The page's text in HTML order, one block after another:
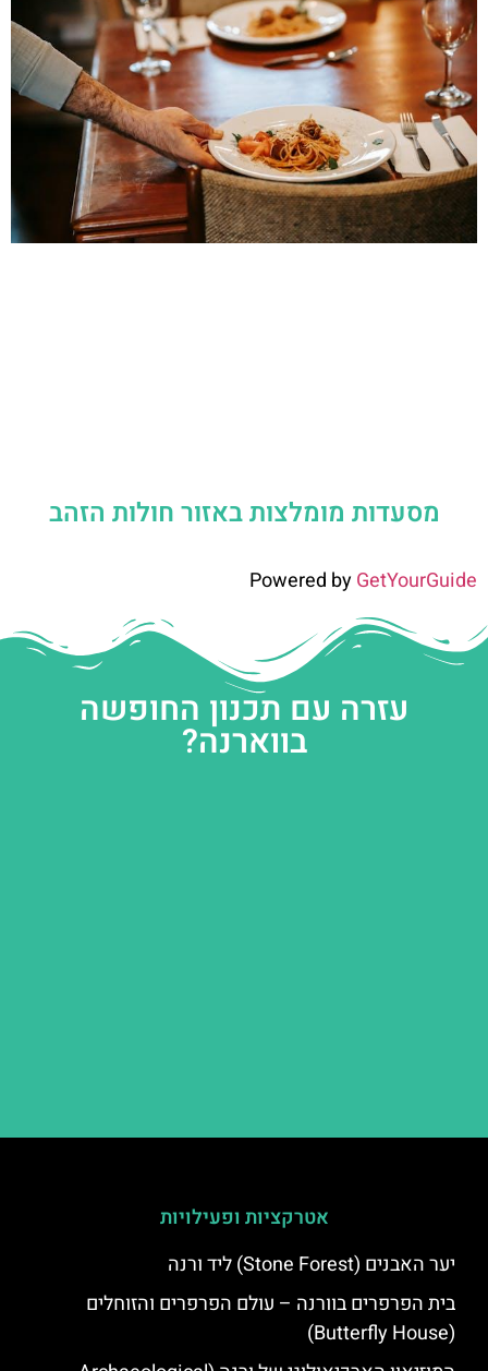
מסעדות מומלצות באזור חולות הזהב
Powered byGetYourGuide
עזרה עם תכנון החופשה
בווארנה?
אטרקציות ופעילויות
יער האבנים (Stone Forest) ליד ורנה
בית הפרפרים בוורנה – עולם הפרפרים והזוחלים
(Butterfly House)